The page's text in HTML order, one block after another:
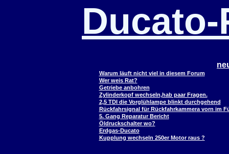
Warum läuft nicht viel in diesem Forum
Wer weis Rat?
Getriebe anbohren
Zylinderkopf wechseln,hab paar Fragen.
2,5 TDI die Vorglühlampe blinkt durchgehend
Rückfahrsignal für Rückfahrkammera vorn im
5. Gang Reparatur Bericht
Öldruckschalter wo?
Erdgas-Ducato
Kupplung wechseln 250er Motor raus ?